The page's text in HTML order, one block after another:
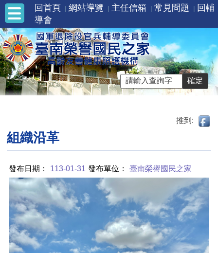
回首頁 網站導覽 主任信箱 常見問題
回輔
導會
推到:
組織沿革
發布日期： 113-01-31 發布單位： 臺南榮譽國民之家